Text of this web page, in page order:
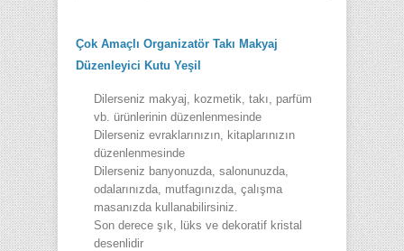
Çok Amaçlı Organizatör Takı Makyaj
Düzenleyici Kutu Yeşil
Dilerseniz makyaj, kozmetik, takı, parfüm
vb. ürünlerinin düzenlenmesinde
Dilerseniz evraklarınızın, kitaplarınızın
düzenlenmesinde
Dilerseniz banyonuzda, salonunuzda,
odalarınızda, mutfagınızda, çalışma
masanızda kullanabilirsiniz.
Son derece şık, lüks ve dekoratif kristal
desenlidir